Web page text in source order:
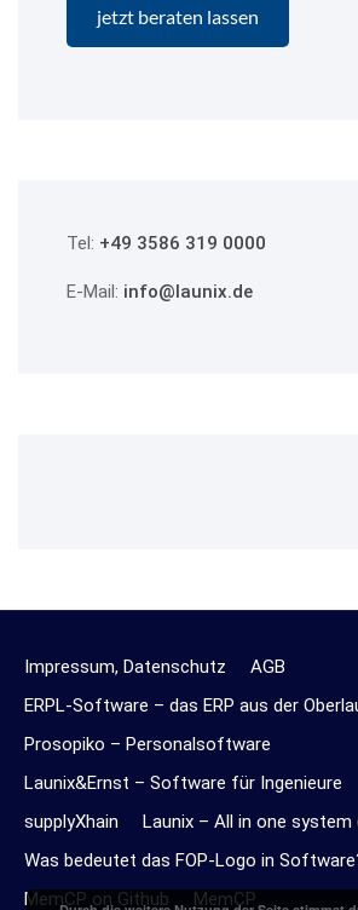
Tel: +49 3586 319 0000
E-Mail: info@launix.de
Impressum, Datenschutz
AGB
ERPL-Software – das ERP aus der
Prosopiko – Personalsoftware
Launix&Ernst – Software für Ingenieure
supplyXhain
Launix – All in one system
Was bedeutet das FOP-Logo in
MemCP on Github
MemCP